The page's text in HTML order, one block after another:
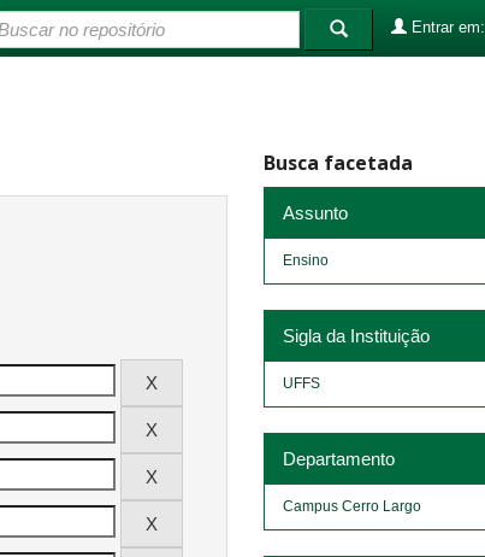
Entrar em:
Busca facetada
Assunto
Ensino
Sigla da Instituição
UFFS
Departamento
Campus Cerro Largo